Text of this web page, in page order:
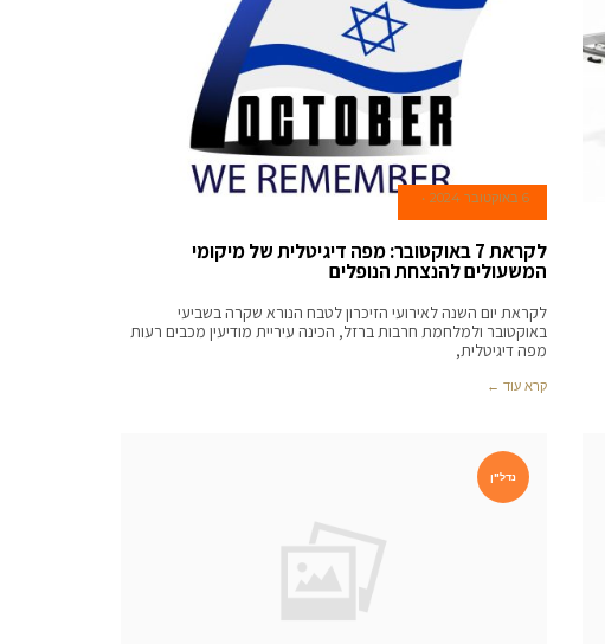
6 באוקטובר 2024
לקראת 7 באוקטובר: מפה דיגיטלית של מיקומי
המשעולים להנצחת הנופלים
לקראת יום השנה לאירועי הזיכרון לטבח הנורא שקרה בשביעי
באוקטובר ולמלחמת חרבות ברזל, הכינה עיריית מודיעין מכבים רעות
מפה דיגיטלית,
קרא עוד ←
נדל"ן